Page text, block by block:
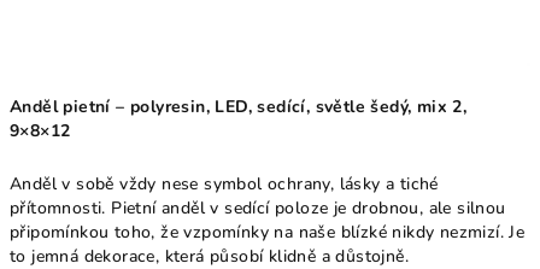
Anděl pietní – polyresin, LED, sedící, světle šedý, mix 2,
9×8×12
Anděl v sobě vždy nese symbol ochrany, lásky a tiché
přítomnosti. Pietní anděl v sedící poloze je drobnou, ale silnou
připomínkou toho, že vzpomínky na naše blízké nikdy nezmizí. Je
to jemná dekorace, která působí klidně a důstojně.